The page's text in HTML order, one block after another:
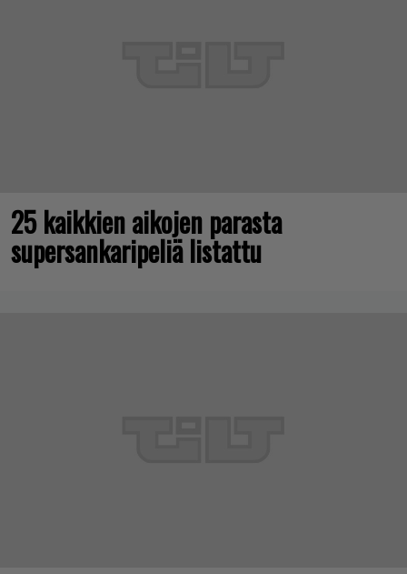
25 kaikkien aikojen parasta
supersankaripeliä listattu